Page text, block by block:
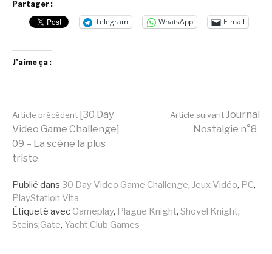
Partager :
Telegram WhatsApp E-mail
J’aime ça :
Lire
la
suite
Article précédent [30 Day
Video Game Challenge]
09 – La scène la plus
triste
Article suivant Journal
Nostalgie n°8
Publié dans 30 Day Video Game Challenge, Jeux Vidéo, PC,
PlayStation Vita
Étiqueté avec Gameplay, Plague Knight, Shovel Knight,
Steins;Gate, Yacht Club Games